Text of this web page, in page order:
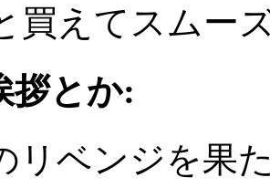
買えてスムー
拶とか:
リベンジを果